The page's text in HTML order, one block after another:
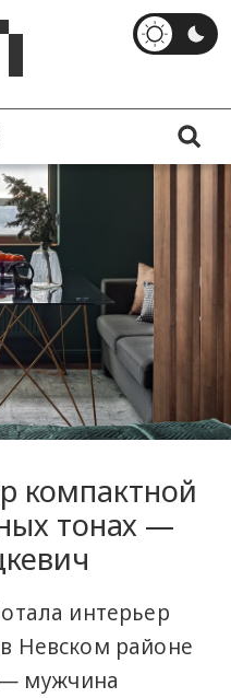
компактной
тонах —
интерьер
Невском районе
— мужчина